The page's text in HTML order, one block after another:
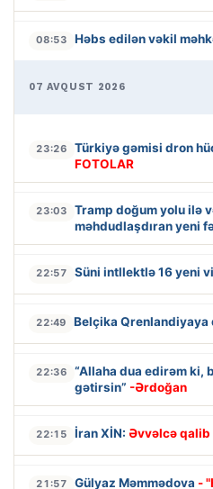
08:53 Həbs edilən vəkil
07 AVQUST 2026
23:26 Türkiyə gəmisi dron
FOTOLAR
23:03
Tramp doğum yolu ilə
məhdudlaşdıran yeni
22:57 Süni intllektlə 16 yeni
22:49 Belçika
22:36
“Allaha dua edirəm ki,
gətirsin” -Ərdoğan
22:15 İran XİN: Əvvəlcə qalib
21:57 Gülyaz Məmmədova -